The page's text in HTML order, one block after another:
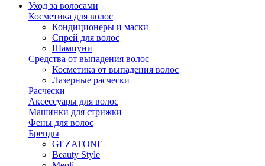
Уход за волосами
Косметика для волос
Кондиционеры и маски
Спрей для волос
Шампуни
Средства от выпадения волос
Косметика от выпадения волос
Лазерные расчески
Расчески
Аксессуары для волос
Машинки для стрижки
Фены для волос
Бренды
GEZATONE
Beauty Style